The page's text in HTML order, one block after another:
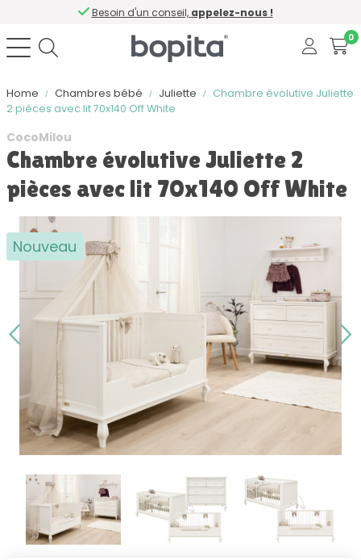
Besoin d'un conseil, appelez-nous !
0
Home Chambres bébé Juliette
Chambre évolutive Juliette
2 pièces avec lit 70x140 Off White
CocoMilou
Chambre évolutive Juliette 2
pièces avec lit 70x140 Off White
Nouveau